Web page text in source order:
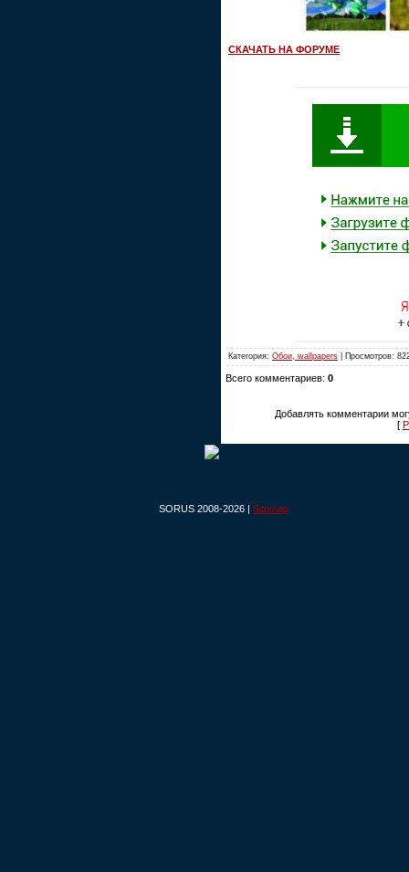
СКАЧАТЬ НА ФОРУМЕ
Категория: Обои, wallpapers | Просмотров:
Всего комментариев: 0
Добавлять комментарии
[
SORUS 2008-2026 | Sitemap